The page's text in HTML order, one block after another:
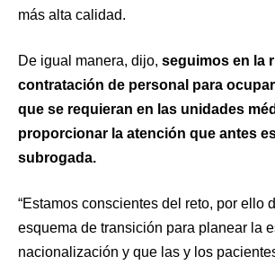
más alta calidad.
De igual manera, dijo, seguimos en la
contratación de personal para
que se requieran en las unidades
proporcionar la atención que antes
subrogada.
“Estamos conscientes del reto, por ello
esquema de transición para planear la
nacionalización y que las y los